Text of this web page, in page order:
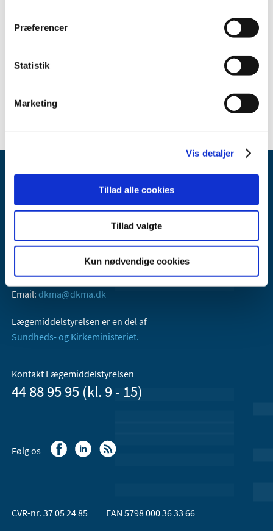
Præferencer
Statistik
Marketing
Vis detaljer
Tillad alle cookies
Tillad valgte
Kun nødvendige cookies
Sikkerhedsmeddelelse om nordicAudio (Engelsk)
(pdf - 0,29
(pdf - 0,24
MB)
Lægemiddelstyrelsen
Axel Heides Gade 1
2300 København S
Email: dkma@dkma.dk
Lægemiddelstyrelsen er en del af
Sundheds- og Kirkeministeriet.
Kontakt Lægemiddelstyrelsen
44 88 95 95 (kl. 9 - 15)
Følg os
CVR-nr. 37 05 24 85 EAN 5798 000 36 33 66